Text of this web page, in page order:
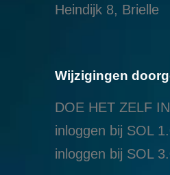
Heindijk 8, Brielle
Wijzigingen
DOE HET ZELF
inloggen bij SOL
inloggen bij SOL